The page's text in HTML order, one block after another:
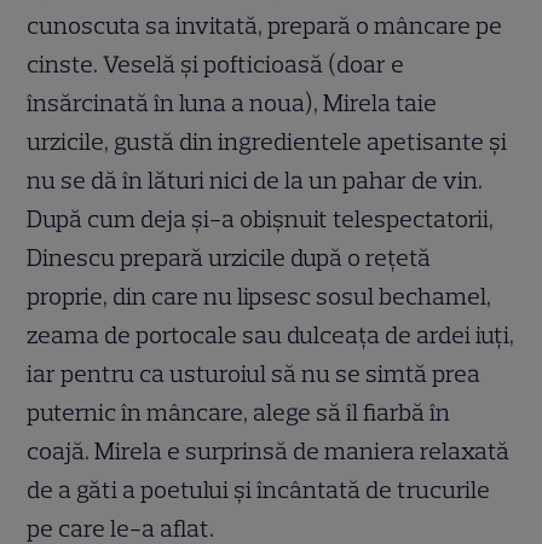
cunoscuta sa invitată, prepară o mâncare pe
cinste. Veselă şi pofticioasă (doar e
însărcinată în luna a noua), Mirela taie
urzicile, gustă din ingredientele apetisante şi
nu se dă în lături nici de la un pahar de vin.
După cum deja şi-a obişnuit telespectatorii,
Dinescu prepară urzicile după o reţetă
proprie, din care nu lipsesc sosul bechamel,
zeama de portocale sau dulceaţa de ardei iuţi,
iar pentru ca usturoiul să nu se simtă prea
puternic în mâncare, alege să îl fiarbă în
coajă. Mirela e surprinsă de maniera relaxată
de a găti a poetului şi încântată de trucurile
pe care le-a aflat.